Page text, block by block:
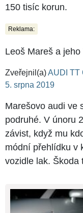
150 tisíc korun.
Reklama:
Leoš Mareš a
Zveřejnil(a)AUDI TT
5. srpna 2019
Marešovo audi ve
podruhé. V únoru
závist, když mu
módní přehlídku v
vozidle lak. Škoda